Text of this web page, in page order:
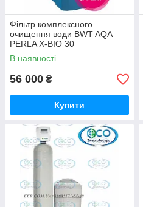
Фільтр комплексного
очищення води BWT AQA
PERLA X-BIO 30
В наявності
56 000 ₴
Купити